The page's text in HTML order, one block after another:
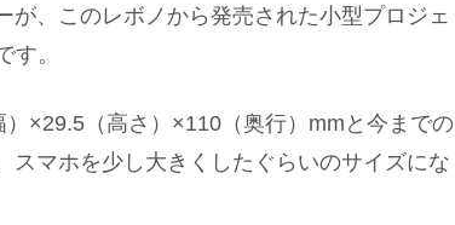
、このレボノから発売された小型プロジェ
す。
×29.5（高さ）×110（奥行）mmと今までの
スマホを少し大きくしたぐらいのサイズにな